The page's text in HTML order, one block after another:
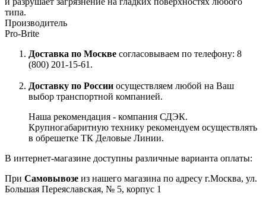
типа.
Производитель
Pro-Brite
Доставка по Москве согласовываем по телефону: 8
(800) 201-15-61.
Доставку по России осуществляем любой на Ваш
выбор транспортной компанией.
Наша рекомендация - компания СДЭК.
Крупногабаритную технику рекомендуем осуществлять
в обрешетке ТК Деловые Линии.
В интернет-магазине доступны различные варианта оплаты:
При Самовывозе из нашего магазина по адресу г.Москва, ул.
Большая Переяславская, № 5, корпус 1